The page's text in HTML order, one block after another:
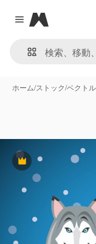
Close menu
Magnific
ホーム/ストック/ベクトル
Premium